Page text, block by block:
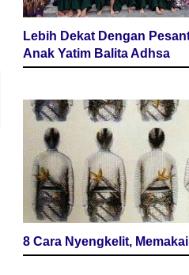
Lebih Dekat Dengan
Anak Yatim Balita Adhsa
8 Cara Nyengkelit,